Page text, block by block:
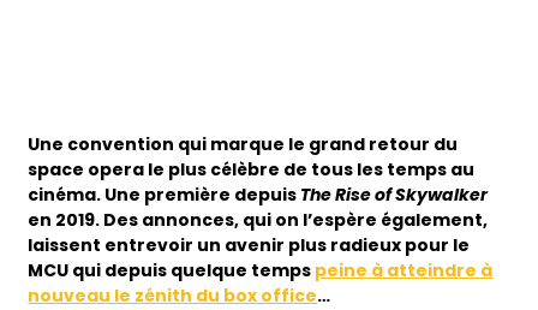
Une convention qui marque le grand retour du
space opera le plus célèbre de tous les temps au
cinéma. Une première depuis TheRise of Skywalker
en 2019. Des annonces, qui on l’espère également,
laissent entrevoir un avenir plus radieux pour le
MCU qui depuis quelque temps peine à atteindre à
nouveau le zénith du box office…